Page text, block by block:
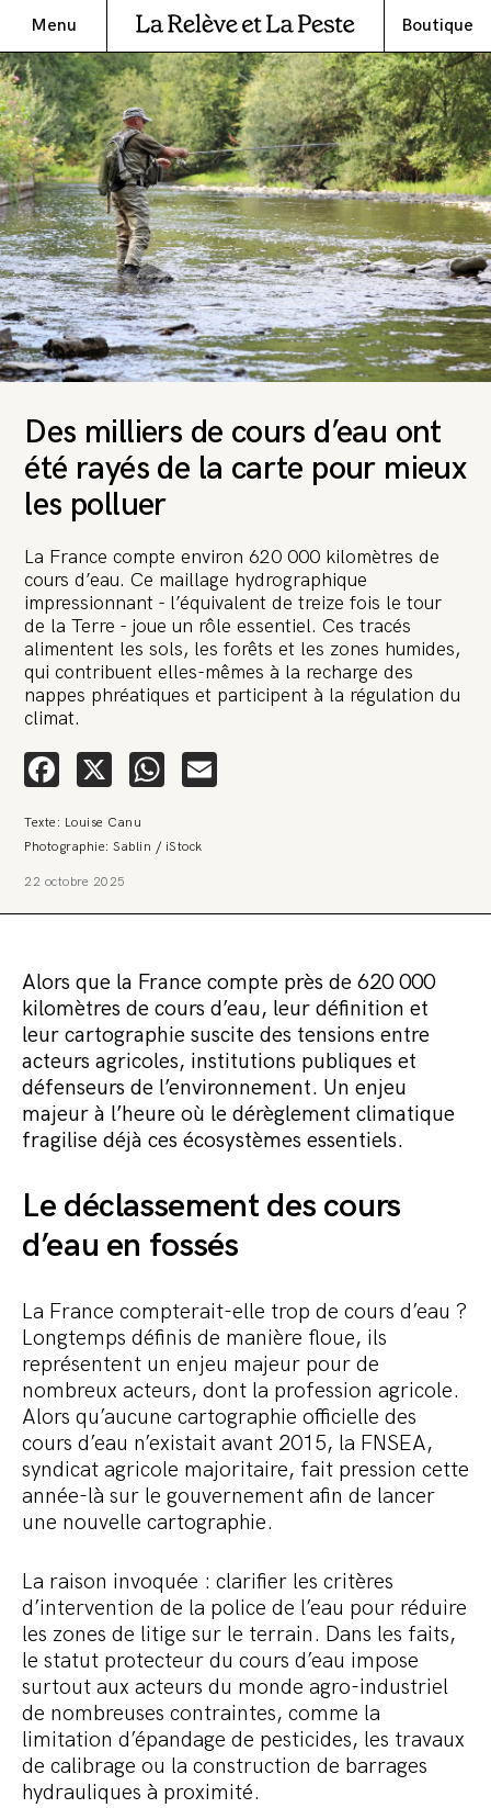
Menu Boutique
Des milliers de cours d’eau ont
été rayés de la carte pour mieux
les polluer
La France compte environ 620 000 kilomètres de
cours d’eau. Ce maillage hydrographique
impressionnant - l’équivalent de treize fois le tour
de la Terre - joue un rôle essentiel. Ces tracés
alimentent les sols, les forêts et les zones humides,
qui contribuent elles-mêmes à la recharge des
nappes phréatiques et participent à la régulation du
climat.
Facebook
X WhatsApp
Texte: Louise Canu
Photographie: Sablin / iStock
22 octobre 2025
Alors que la France compte près de 620 000
kilomètres de cours d’eau, leur définition et
leur cartographie suscite des tensions entre
acteurs agricoles, institutions publiques et
défenseurs de l’environnement. Un enjeu
majeur à l’heure où le dérèglement climatique
fragilise déjà ces écosystèmes essentiels.
Le déclassement des cours
d’eau en fossés
La France compterait-elle trop de cours d’eau ?
Longtemps définis de manière floue, ils
représentent un enjeu majeur pour de
nombreux acteurs, dont la profession agricole.
Alors qu’aucune cartographie officielle des
cours d’eau n’existait avant 2015, la FNSEA,
syndicat agricole majoritaire, fait pression cette
année-là sur le gouvernement afin de lancer
une nouvelle cartographie.
La raison invoquée : clarifier les critères
d’intervention de la police de l’eau pour réduire
les zones de litige sur le terrain. Dans les faits,
le statut protecteur du cours d’eau impose
surtout aux acteurs du monde agro-industriel
de nombreuses contraintes, comme la
limitation d’épandage de pesticides, les travaux
de calibrage ou la construction de barrages
hydrauliques à proximité.
🚨 L’heure est grave. Une
multinationale tente d’anéantir La
Relève et La Peste 🤯
🔥 Le groupe Pierre Fabre, qui pèse 3,2 milliards d’euros, nous
attaque en justice. Vous savez comment cela s’appelle ?
l’anonymat d’un habitant inquiet pour sa santé. Et aujourd’hui elle
veut nous faire taire. Cette procédure bâillon vise à nous affaiblir et,
peut-être, à nous faire disparaître. Pour nous sauver, nous lançons
objectif de vendre 2 000 livres en un mois.
Continuer de lire l’article
Commander le pack